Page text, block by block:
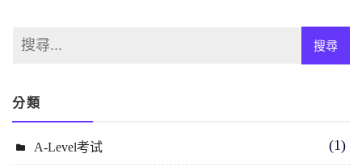
分類
A-Level考试 (1)